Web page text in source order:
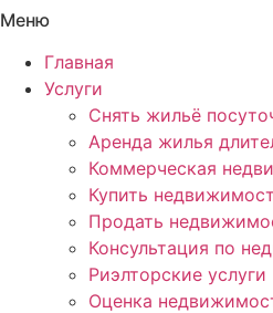
Меню
Главная
Услуги
Снять жильё
Аренда жилья
Коммерческая
Купить
Продать
Консультация по
Риэлторские услуги
Оценка